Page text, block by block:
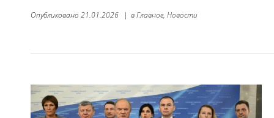
Опубликовано 21.01.2026 | вГлавное, Новости